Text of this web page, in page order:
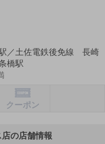
／土佐電鉄後免線 長崎
橋駅
クーポン
の店舗情報